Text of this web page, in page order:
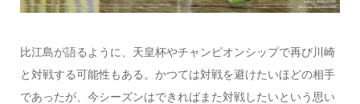
比江島が語るように、天皇杯やチャンピオンシップで再び川崎
と対戦する可能性もある。かつては対戦を避けたいほどの相手
であったが、今シーズンはできればまた対戦したいという思い